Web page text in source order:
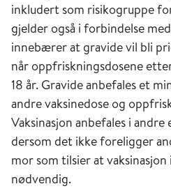
inkludert som risikogruppe
gjelder også i forbindelse
innebærer at gravide vil bli
når oppfriskningsdosene
18 år. Gravide anbefales et
andre vaksinedose og
Vaksinasjon anbefales i
dersom det ikke foreligger
mor som tilsier at
nødvendig.